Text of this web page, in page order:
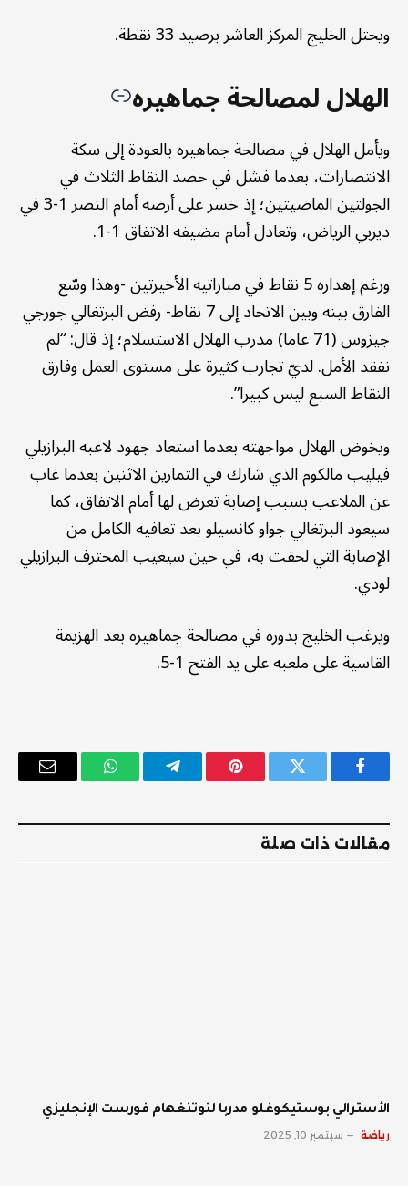
ويحتل الخليج المركز العاشر برصيد 33 نقطة.
الهلال لمصالحة جماهيره
ويأمل الهلال في مصالحة جماهيره بالعودة إلى سكة
الانتصارات، بعدما فشل في حصد النقاط الثلاث في
الجولتين الماضيتين؛ إذ خسر على أرضه أمام النصر 1-3 في
ديربي الرياض، وتعادل أمام مضيفه الاتفاق 1-1.
ورغم إهداره 5 نقاط في مباراتيه الأخيرتين -وهذا وسّع
الفارق بينه وبين الاتحاد إلى 7 نقاط- رفض البرتغالي جورجي
جيزوس (71 عاما) مدرب الهلال الاستسلام؛ إذ قال: “لم
نفقد الأمل. لديّ تجارب كثيرة على مستوى العمل وفارق
النقاط السبع ليس كبيرا”.
ويخوض الهلال مواجهته بعدما استعاد جهود لاعبه البرازيلي
فيليب مالكوم الذي شارك في التمارين الاثنين بعدما غاب
عن الملاعب بسبب إصابة تعرض لها أمام الاتفاق، كما
سيعود البرتغالي جواو كانسيلو بعد تعافيه الكامل من
الإصابة التي لحقت به، في حين سيغيب المحترف البرازيلي
لودي.
ويرغب الخليج بدوره في مصالحة جماهيره بعد الهزيمة
القاسية على ملعبه على يد الفتح 1-5.
فيسبوك تويتر بينتيريستتيلقرام واتساب
البريد
مقالات ذات صلة
الأسترالي بوستيكوغلو مدربا لنوتنغهام فورست الإنجليزي
رياضة سبتمبر 10, 2025